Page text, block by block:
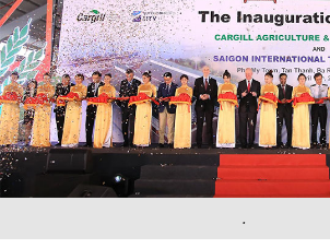
.